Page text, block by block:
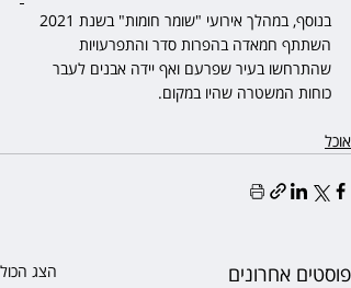
השתתף חמאדה בהפרות סדר והתפרעויות
שהתרחשו בעיר שפרעם ואף יידה אבנים לעבר
כוחות המשטרה שהיו במקום.
אוכל
פוסטים אחרונים הצג הכול